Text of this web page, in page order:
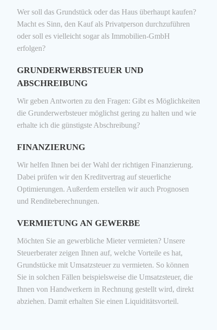
Wer soll das Grundstück oder das Haus überhaupt kaufen?
Macht es Sinn, den Kauf als Privatperson durchzuführen
oder soll es vielleicht sogar als Immobilien-GmbH
erfolgen?
GRUNDERWERBSTEUER UND
ABSCHREIBUNG
Wir geben Antworten zu den Fragen: Gibt es Möglichkeiten
die Grunderwerbsteuer möglichst gering zu halten und wie
erhalte ich die günstigste Abschreibung?
FINANZIERUNG
Wir helfen Ihnen bei der Wahl der richtigen Finanzierung.
Dabei prüfen wir den Kreditvertrag auf steuerliche
Optimierungen. Außerdem erstellen wir auch Prognosen
und Renditeberechnungen.
VERMIETUNG AN GEWERBE
Möchten Sie an gewerbliche Mieter vermieten? Unsere
Steuerberater zeigen Ihnen auf, welche Vorteile es hat,
Grundstücke mit Umsatzsteuer zu vermieten. So können
Sie in solchen Fällen beispielsweise die Umsatzsteuer, die
Ihnen von Handwerkern in Rechnung gestellt wird, direkt
abziehen. Damit erhalten Sie einen Liquiditätsvorteil.